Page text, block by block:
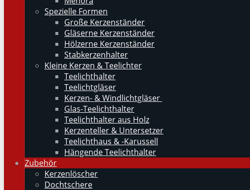
Spezielle Formen
Große Kerzenständer
Gläserne Kerzenständer
Hölzerne Kerzenständer
Stabkerzenhalter
Kleine Kerzen & Teelichter
Teelichthalter
Teelichtgläser
Kerzen- & Windlichtgläser
Glas-Teelichthalter
Teelichthalter aus Holz
Kerzenteller & Untersetzer
Teelichthaus & -Karussell
Hängende Teelichthalter
Zubehör
Kerzenlöscher
Dochtschere